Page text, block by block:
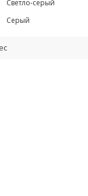
Светло-серый
Серый